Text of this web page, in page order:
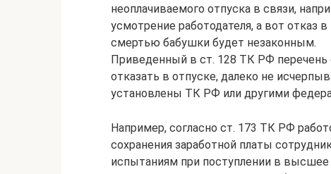
неоплачиваемого отпуска в связи,
усмотрение работодателя, а вот отказ
смертью бабушки будет незаконным.
Приведенный в ст. 128 ТК РФ перечень
отказать в отпуске, далеко не
установлены ТК РФ или другими
Например, согласно ст. 173 ТК РФ
сохранения заработной платы
испытаниям при поступлении в